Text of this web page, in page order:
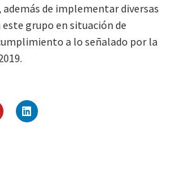
de implementar diversas
grupo en situación de
a lo señalado por la